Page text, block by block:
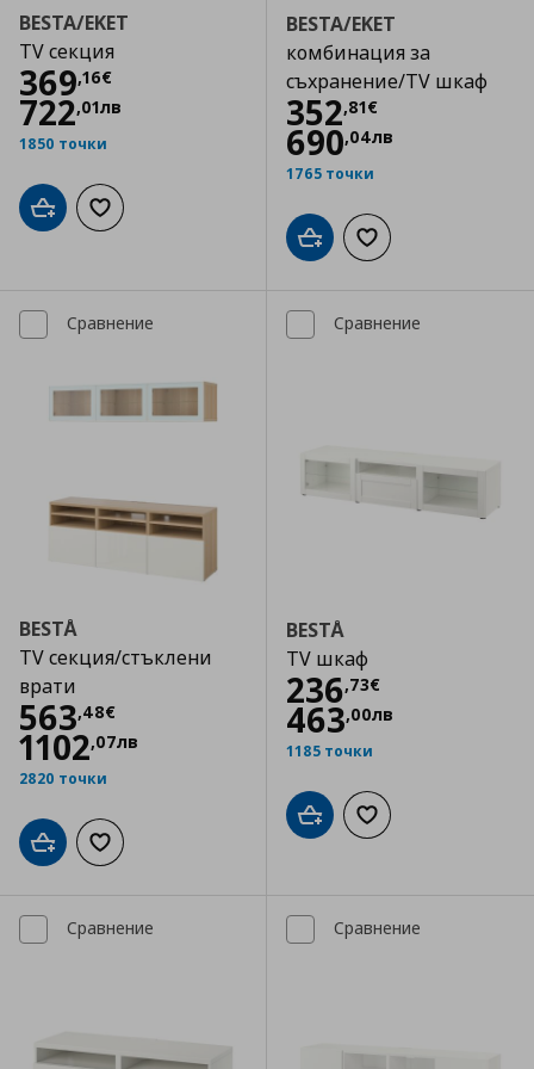
BESTA/EKET
TV секция
369,16€
Цена
722,01лв
1850 точки
Добави в кошницата
Добави към списъка с любими
BESTA/EKET
комбинация за
съхранение/TV шкаф
352,81€
Цена
690,04лв
1765 точки
Добави в кошницата
Добави към
Сравнение
BESTÅ
TV секция/стъклени
врати
563,48€
Цена563,48 €
1102,07лв
2820 точки
Добави в кошницата
Добави към списъка с любими
Сравнение
BESTÅ
TV шкаф
236,73€
Цена
463,00лв
1185 точки
Добави в кошницата
Добави към
Сравнение Сравнение